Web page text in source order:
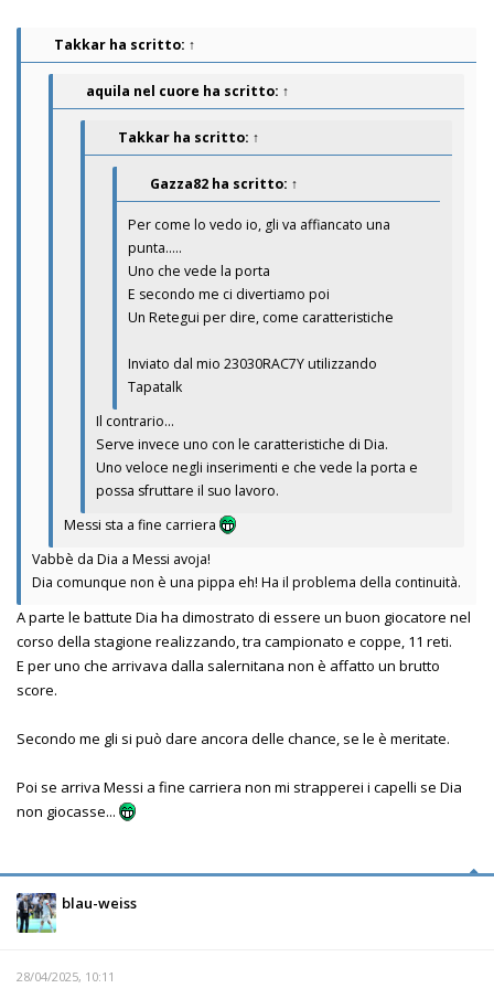
Takkar ha scritto: ↑
aquila nel cuore ha scritto: ↑
Takkar ha scritto: ↑
Gazza82 ha scritto: ↑
Per come lo vedo io, gli va affiancato una
punta.....
Uno che vede la porta
E secondo me ci divertiamo poi
Un Retegui per dire, come caratteristiche
Inviato dal mio 23030RAC7Y utilizzando
Tapatalk
Il contrario…
Serve invece uno con le caratteristiche di Dia.
Uno veloce negli inserimenti e che vede la porta e
possa sfruttare il suo lavoro.
Messi sta a fine carriera
Vabbè da Dia a Messi avoja!
Dia comunque non è una pippa eh! Ha il problema della continuità.
A parte le battute Dia ha dimostrato di essere un buon giocatore nel
corso della stagione realizzando, tra campionato e coppe, 11 reti.
E per uno che arrivava dalla salernitana non è affatto un brutto
score.
Secondo me gli si può dare ancora delle chance, se le è meritate.
Poi se arriva Messi a fine carriera non mi strapperei i capelli se Dia
non giocasse...
blau-weiss
28/04/2025, 10:11